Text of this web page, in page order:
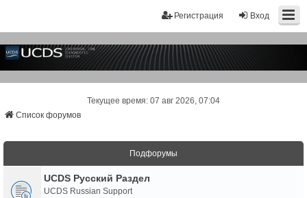
Вход
Регистрация
Текущее время: 07 авг 2026, 07:04
Список форумов
Подфорумы
UCDS Русский Раздел
UCDS Russian Support